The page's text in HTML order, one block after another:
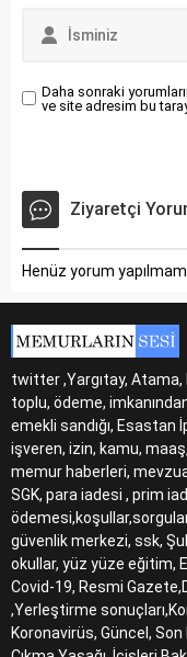
Daha sonraki
ve site adresim bu
Ziyaretçi
Henüz yorum
twitter ,Yargıtay, Atama,
toplu, ödeme,
emekli sandığı, Esastan
işveren, izin, kamu,
memur haberleri,
SGK, para iadesi , prim
güvenlik merkezi, ssk,
okullar, yüz yüze eğitim,
Covid-19, Resmi
,Yerleştirme
Koronavirüs, Güncel,